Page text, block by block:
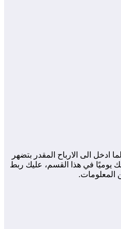
ادخل الى الارباح المقدر بتضهر
يوميًا في هذا القسم، عليك ربط